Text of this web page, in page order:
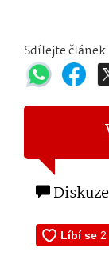
Sdílejte článek
Diskuze